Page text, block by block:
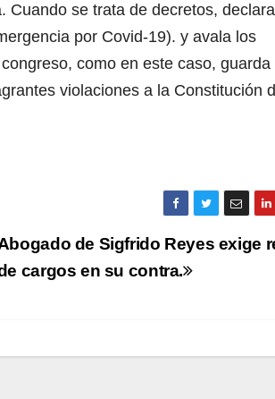
Cuando se trata de decretos, declara
por Covid-19). y avala los
como en este caso, guarda
violaciones a la Constitución
de Sigfrido Reyes exige
cargos en su contra.